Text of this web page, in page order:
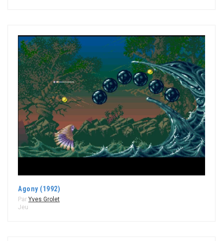
Agony (1992)
Par Yves Grolet
Jeu